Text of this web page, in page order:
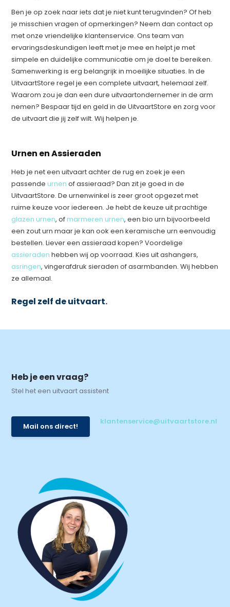
Ben je op zoek naar iets dat je niet kunt terugvinden? Of heb
je misschien vragen of opmerkingen? Neem dan contact op
met onze vriendelijke klantenservice. Ons team van
ervaringsdeskundigen leeft met je mee en helpt je met
simpele en duidelijke communicatie om je doel te bereiken.
Samenwerking is erg belangrijk in moeilijke situaties. In de
UitvaartStore regel je een complete uitvaart, helemaal zelf.
Waarom zou je dan een dure uitvaartondernemer in de arm
nemen? Bespaar tijd en geld in de UitvaartStore en zorg voor
de uitvaart die jij zelf wilt. Wij helpen je.
Urnen en Assieraden
Heb je net een uitvaart achter de rug en zoek je een
passendeurnen of assieraad? Dan zit je goed in de
UitvaartStore. De urnenwinkel is zeer groot opgezet met
ruime keuze voor iedereen. Je hebt de keuze uit prachtige
glazen urnen, ofmarmeren urnen, een bio urn bijvoorbeeld
een zout urn maar je kan ook een keramische urn eenvoudig
bestellen. Liever een assieraad kopen? Voordelige
assieraden hebben wij op voorraad. Kies uit ashangers,
asringen, vingerafdruk sieraden of asarmbanden. Wij hebben
ze allemaal.
Regel zelf de uitvaart.
Heb je een vraag?
Stel het een uitvaart assistent
Mail ons direct!
klantenservice@uitvaartstore.nl